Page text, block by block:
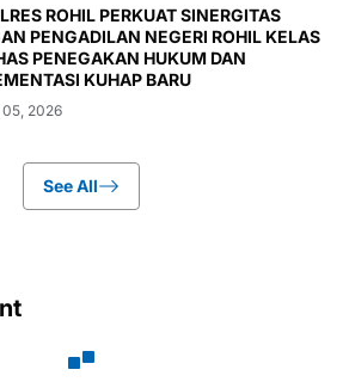
ROHIL PERKUAT SINERGITAS
PENGADILAN NEGERI ROHIL KELAS
PENEGAKAN HUKUM DAN
KUHAP BARU
05, 2026
See All